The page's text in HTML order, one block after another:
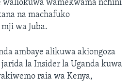
waliokuwa wamekwama nchini
na machafuko
wa Juba.
ambaye alikuwa akiongoza
la Insider la Uganda kuwa
raia wa Kenya,